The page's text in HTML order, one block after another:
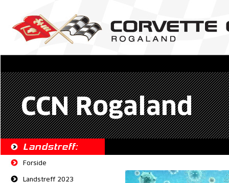
CCN Rogaland
Landstreff:
Forside
Landstreff 2023